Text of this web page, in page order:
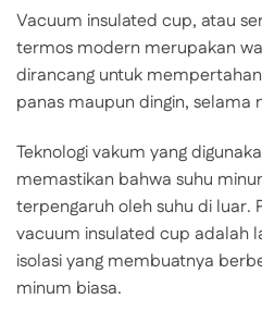
Vacuum insulated cup, atau
termos modern merupakan
dirancang untuk
panas maupun dingin, selama
Teknologi vakum yang
memastikan bahwa suhu
terpengaruh oleh suhu di luar.
vacuum insulated cup adalah
isolasi yang membuatnya
minum biasa.